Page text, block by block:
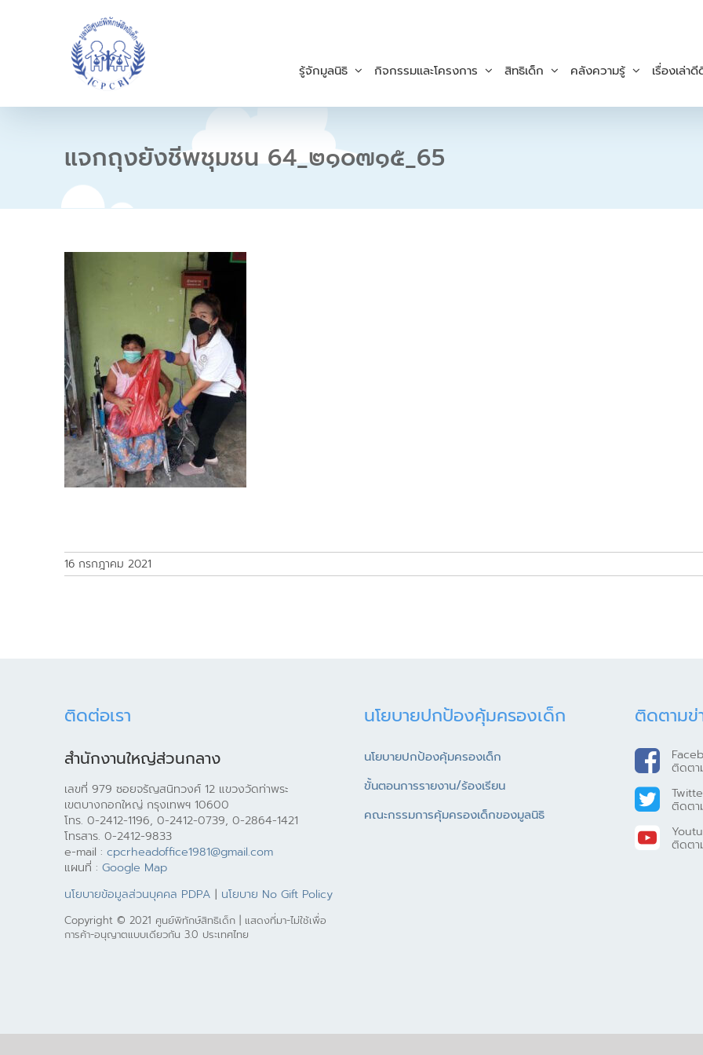
c
t
รู้จักมูลนิธิ กิจกรรมและโครงการ สิทธิเด็ก คลังความรู้ เรื่องเล่า
แจกถุงยังชีพชุมชน 64_๒๑๐๗๑๕_65
16 กรกฎาคม 2021
ติดต่อเรา
สำนักงานใหญ่ส่วนกลาง
เลขที่ 979 ซอยจรัญสนิทวงศ์ 12 แขวงวัดท่าพระ
เขตบางกอกใหญ่ กรุงเทพฯ 10600
โทร. 0-2412-1196, 0-2412-0739, 0-2864-1421
โทรสาร. 0-2412-9833
e-mail : cpcrheadoffice1981@gmail.com
แผนที่ : Google Map
นโยบายข้อมูลส่วนบุคคล PDPA | นโยบาย No Gift Policy
Copyright © 2021 ศูนย์พิทักษ์สิทธิเด็ก | แสดงที่มา-ไม่ใช้เพื่อ
การค้า-อนุญาตแบบเดียวกัน 3.0 ประเทศไทย
นโยบายปกป้องคุ้มครองเด็ก
นโยบายปกป้องคุ้มครองเด็ก
ขั้นตอนการรายงาน/ร้องเรียน
คณะกรรมการคุ้มครองเด็กของมูลนิธิ
ติดตามข่
ติดตา
ติดตา
ติดตา